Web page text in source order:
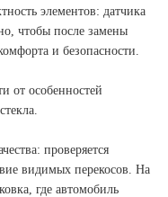
элементов: датчика
чтобы после замены
и безопасности.
от особенностей
проверяется
видимых перекосов. На
где автомобиль